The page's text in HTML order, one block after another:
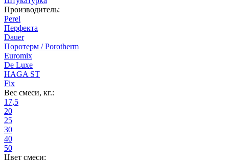
Производитель:
Perel
Перфекта
Dauer
Поротерм / Porotherm
Euromix
De Luxe
HAGA ST
Fix
Вес смеси, кг.:
17,5
20
25
30
40
50
Цвет смеси: